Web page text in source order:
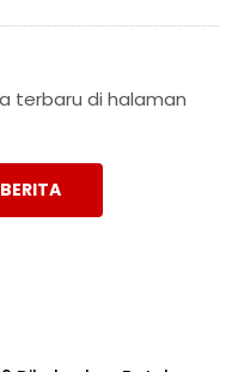
terbaru di halaman